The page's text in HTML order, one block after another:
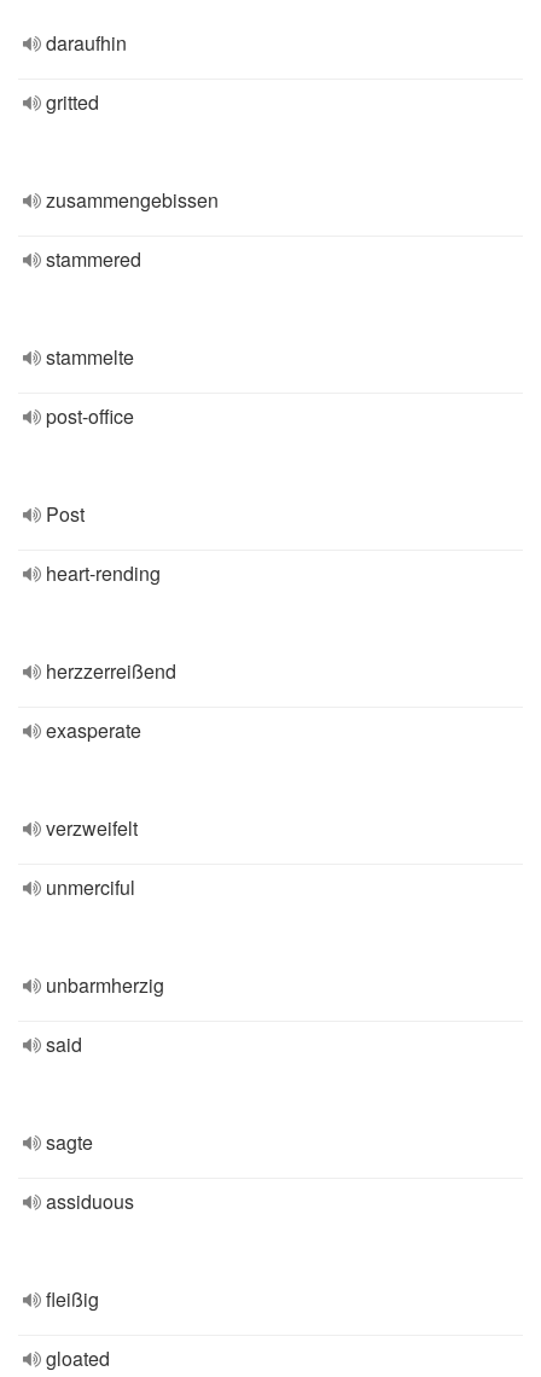
daraufhin
gritted
zusammengebissen
stammered
stammelte
post-office
Post
heart-rending
herzzerreißend
exasperate
verzweifelt
unmerciful
unbarmherzig
said
sagte
assiduous
fleißig
gloated